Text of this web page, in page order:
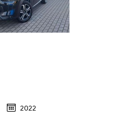
2022